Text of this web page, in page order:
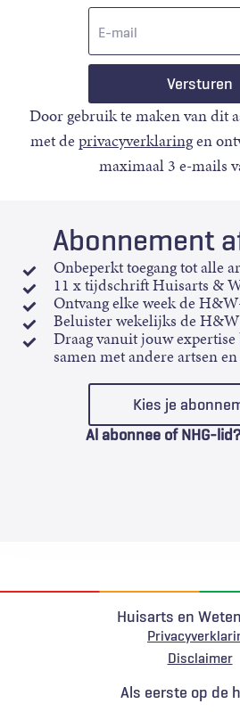
Door gebruik te maken van dit
met deprivacyverklaringen
maximaal 3 e-mails
Abonnement
Onbeperkt toegang tot alle
11 x tijdschrift Huisarts &
Ontvang elke week de
Beluister wekelijks de
Draag vanuit jouw
samen met andere artsen
Kies je
Al abonnee of NHG-lid?
Huisarts en
Voet
Disclaimer
Als eerste op de